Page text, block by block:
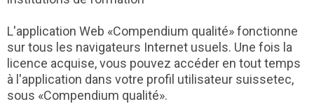
L'application Web «Compendium qualité» fonctionne
sur tous les navigateurs Internet usuels. Une fois la
licence acquise, vous pouvez accéder en tout temps
à l'application dans votre profil utilisateur suissetec,
sous «Compendium qualité».